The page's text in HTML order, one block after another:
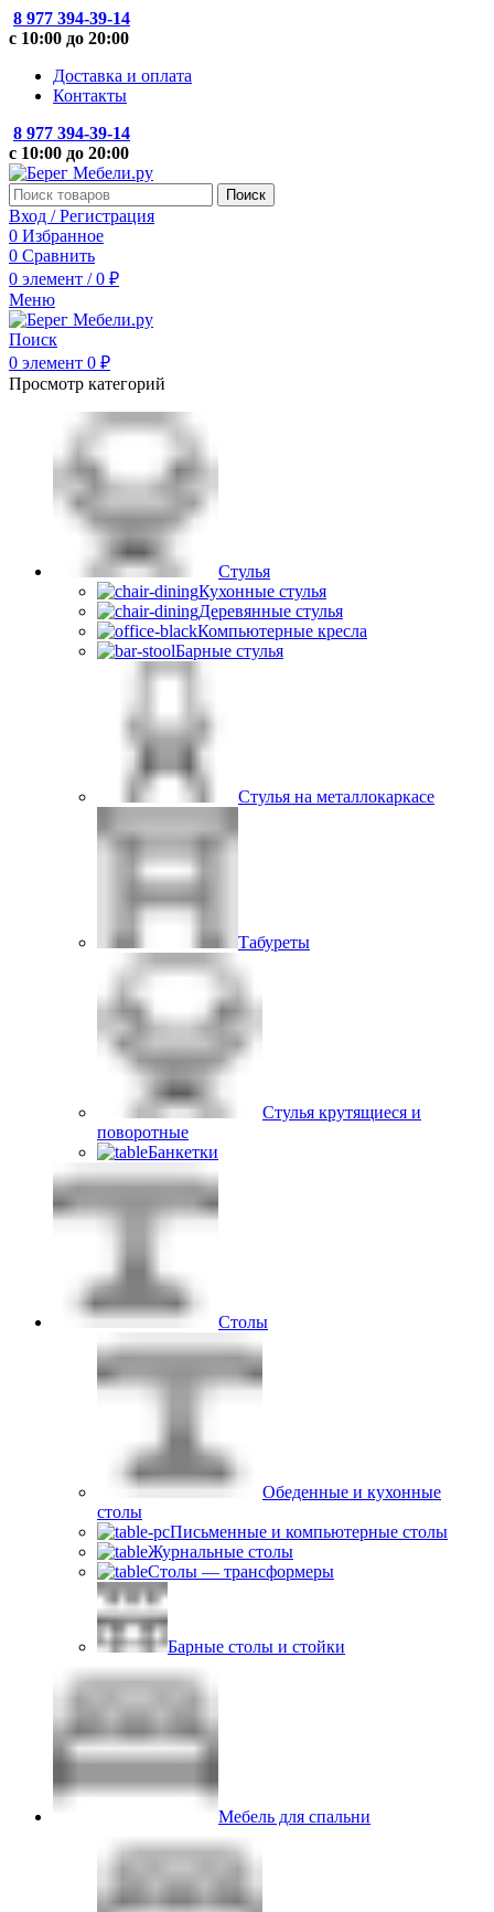
8 977 394-39-14
с 10:00 до 20:00
Доставка и оплата
Контакты
8 977 394-39-14
с 10:00 до 20:00
Поиск
Вход / Регистрация
0 Избранное
0 Сравнить
0 элемент / 0 ₽
Меню
Поиск
0 элемент 0 ₽
Просмотр категорий
Стулья
Кухонные стулья
Деревянные стулья
Компьютерные кресла
Барные стулья
Стулья на металлокаркасе
Табуреты
Стулья крутящиеся и
поворотные
Банкетки
Столы
Обеденные и кухонные
столы
Письменные и компьютерные столы
Журнальные столы
Столы — трансформеры
Барные столы и стойки
Мебель для спальни